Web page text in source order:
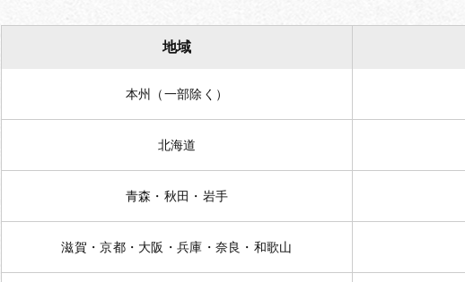
地域
本州（一部除く）
北海道
青森・秋田・岩手
滋賀・京都・大阪・兵庫・奈良・和歌山